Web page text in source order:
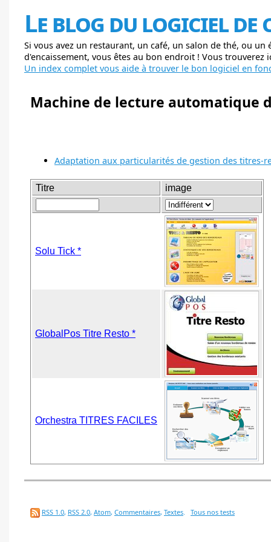
Le blog du logiciel de
Si vous avez un restaurant, un café, un salon de thé, ou
d'encaissement, vous êtes au bon endroit ! Vous
Un index complet vous aide à trouver le bon logiciel en
Machine de lecture automatique
Adaptation aux particularités de gestion des titres-
Titre image
Solu Tick *
GlobalPos Titre Resto *
Orchestra TITRES FACILES
RSS 1.0, RSS 2.0, Atom, Commentaires, Textes. Tous nos tests